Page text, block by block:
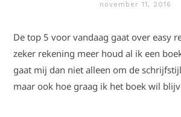
november 11, 2016
De top 5 voor vandaag gaat over easy
zeker rekening meer houd al ik een
gaat mij dan niet alleen om de
maar ook hoe graag ik het boek wil